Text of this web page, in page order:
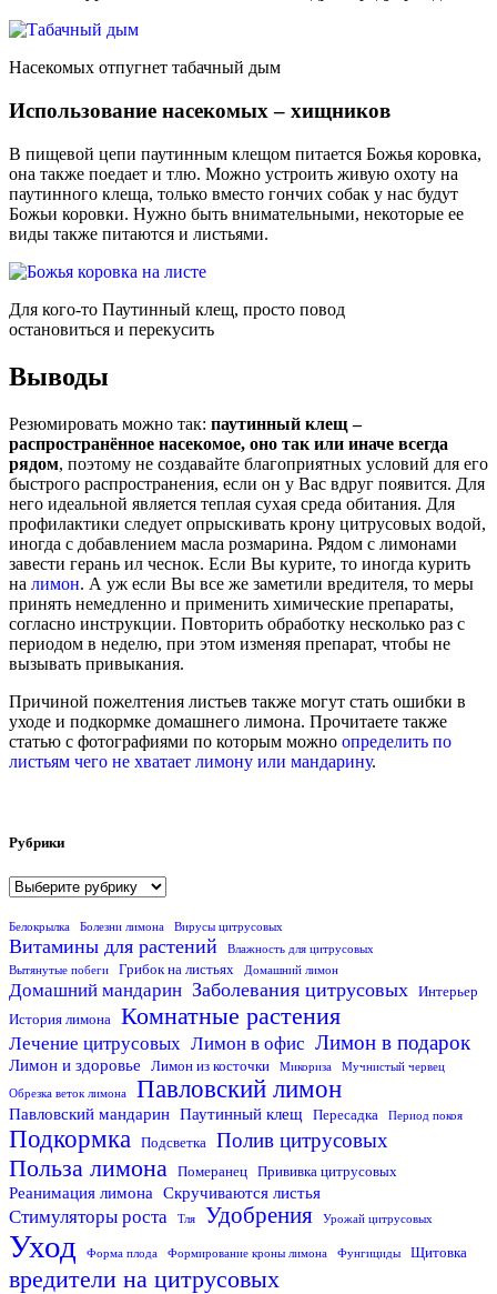
Насекомых отпугнет табачный дым
Использование насекомых – хищников
В пищевой цепи паутинным клещом питается Божья коровка,
она также поедает и тлю. Можно устроить живую охоту на
паутинного клеща, только вместо гончих собак у нас будут
Божьи коровки. Нужно быть внимательными, некоторые ее
виды также питаются и листьями.
Для кого-то Паутинный клещ, просто повод
остановиться и перекусить
Выводы
Резюмировать можно так: паутинный клещ –
распространённое насекомое, оно так или иначе всегда
рядом, поэтому не создавайте благоприятных условий для его
быстрого распространения, если он у Вас вдруг появится. Для
него идеальной является теплая сухая среда обитания. Для
профилактики следует опрыскивать крону цитрусовых водой,
иногда с добавлением масла розмарина. Рядом с лимонами
завести герань ил чеснок. Если Вы курите, то иногда курить
на лимон. А уж если Вы все же заметили вредителя, то меры
принять немедленно и применить химические препараты,
согласно инструкции. Повторить обработку несколько раз с
периодом в неделю, при этом изменяя препарат, чтобы не
вызывать привыкания.
Причиной пожелтения листьев также могут стать ошибки в
уходе и подкормке домашнего лимона. Прочитаете также
статью с фотографиями по которым можно определить по
листьям чего не хватает лимону или мандарину.
Рубрики
Белокрылка Болезни лимона Вирусы цитрусовых
Витамины для растений
Влажность для цитрусовых
Вытянутые побеги
Грибок на листьях Домашний лимон
Домашний мандарин Заболевания цитрусовых Интерьер
История лимона
Комнатные растения
Лечение цитрусовых Лимон в офис Лимон в подарок
Лимон и здоровье Лимон из косточки Микориза Мучнистый червец
Обрезка веток лимона Павловский лимон
Павловский мандарин Паутинный клещ Пересадка Период покоя
Подкормка Подсветка Полив цитрусовых
Польза лимона Померанец Прививка цитрусовых
Реанимация лимона Скручиваются листья
Стимуляторы роста Тля Удобрения Урожай цитрусовых
Уход Форма плода Формирование кроны лимона Фунгициды Щитовка
вредители на цитрусовых